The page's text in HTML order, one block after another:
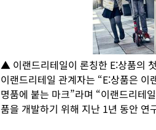
▲ 이랜드리테일이 론칭한 E:상품의
이랜드리테일 관계자는 “E:상품은 이
명품에 붙는 마크”라며 “이랜드리테
품을 개발하기 위해 지난 1년 동안 연